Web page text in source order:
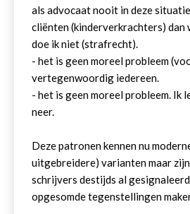
als advocaat nooit in deze
cliënten (kinderverkrachters) dan
doe ik niet (strafrecht).
- het is geen moreel probleem
vertegenwoordig iedereen.
- het is geen moreel probleem. Ik
neer.
Deze patronen kennen nu
uitgebreidere) varianten maar
schrijvers destijds al
opgesomde tegenstellingen